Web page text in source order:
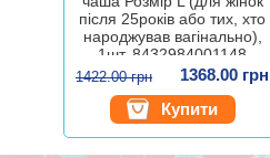
після 25років або тих, хто
народжував вагінально),
1шт. 8432984001148
1422.00 грн
1368.00 грн
Купити